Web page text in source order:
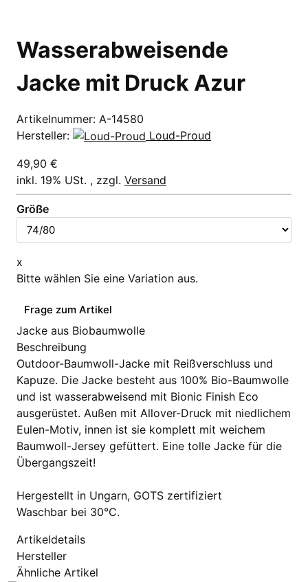
Wasserabweisende
Jacke mit Druck Azur
Artikelnummer: A-14580
Hersteller:
Loud-Proud
49,90 €
inkl. 19% USt. , zzgl. Versand
Größe
x
Bitte wählen Sie eine Variation aus.
Frage zum Artikel
Jacke aus Biobaumwolle
Beschreibung
Outdoor-Baumwoll-Jacke mit Reißverschluss und
Kapuze. Die Jacke besteht aus 100% Bio-Baumwolle
und ist wasserabweisend mit Bionic Finish Eco
ausgerüstet. Außen mit Allover-Druck mit niedlichem
Eulen-Motiv, innen ist sie komplett mit weichem
Baumwoll-Jersey gefüttert. Eine tolle Jacke für die
Übergangszeit!
Hergestellt in Ungarn, GOTS zertifiziert
Waschbar bei 30°C.
Artikeldetails
Hersteller
Ähnliche Artikel